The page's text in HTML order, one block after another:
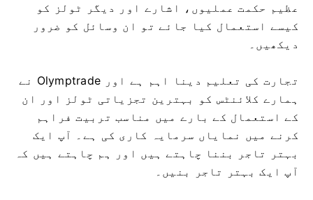
عظیم حکمت عملیوں، اشارے اور دیگر ٹولز کو
کیسے استعمال کیا جائے تو ان وسائل کو ضرور
دیکھیں۔
تجارت کی تعلیم دینا اہم ہے اور Olymptrade نے
ہمارے کلائنٹس کو بہترین تجزیاتی ٹولز اور ان
کے استعمال کے بارے میں مناسب تربیت فراہم
کرنے میں نمایاں سرمایہ کاری کی ہے۔ آپ ایک
بہتر تاجر بننا چاہتے ہیں اور ہم چاہتے ہیں کہ
آپ ایک بہتر تاجر بنیں۔